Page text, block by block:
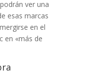
ver una
esas marcas
en el
en «más de